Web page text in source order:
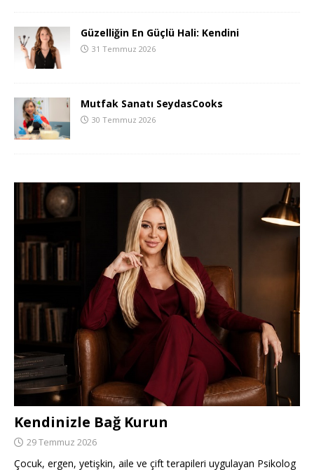
Güzelliğin En Güçlü Hali: Kendini
31 Temmuz 2026
Mutfak Sanatı SeydasCooks
30 Temmuz 2026
Kendinizle Bağ Kurun
29 Temmuz 2026
Çocuk, ergen, yetişkin, aile ve çift terapileri uygulayan Psikolog